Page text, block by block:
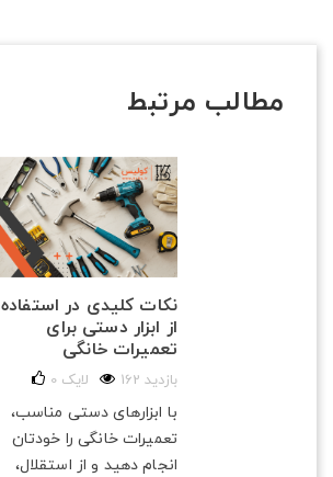
مطالب مرتبط
نکات کلیدی در استفاده
از ابزار دستی برای
تعمیرات خانگی
162 بازدید 0 لایک
با ابزارهای دستی مناسب،
تعمیرات خانگی را خودتان
انجام دهید و از استقلال،